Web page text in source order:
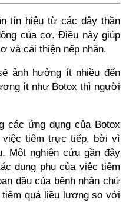
tín hiệu từ các dây thần
của cơ. Điều này giúp
và cải thiện nếp nhăn.
ảnh hưởng ít nhiều đến
ít như Botox thì người
các ứng dụng của Botox
tiêm trực tiếp, bởi vì
Một nghiên cứu gần đây
dụng phụ của việc tiêm
đầu của bệnh nhân chứ
tiêm quá liều lượng so với